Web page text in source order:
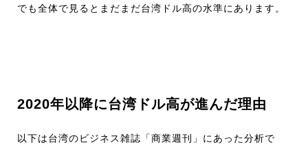
でも全体で見るとまだまだ台湾ドル高の水準にあります。
2020年以降に台湾ドル高が進んだ理由
以下は台湾のビジネス雑誌「商業週刊」にあった分析で